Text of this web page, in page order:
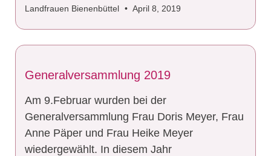
Landfrauen Bienenbüttel April 8, 2019
Generalversammlung 2019
Am 9.Februar wurden bei der
Generalversammlung Frau Doris Meyer, Frau
Anne Päper und Frau Heike Meyer
wiedergewählt. In diesem Jahr